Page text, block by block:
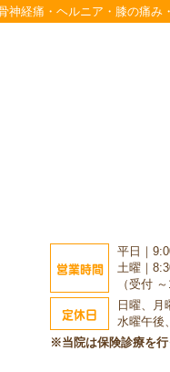
経痛・ヘルニア・膝の痛み
営業時間
平日｜
土曜｜
（受付
定休日
日曜、月
水曜午後
※当院は保険診療を